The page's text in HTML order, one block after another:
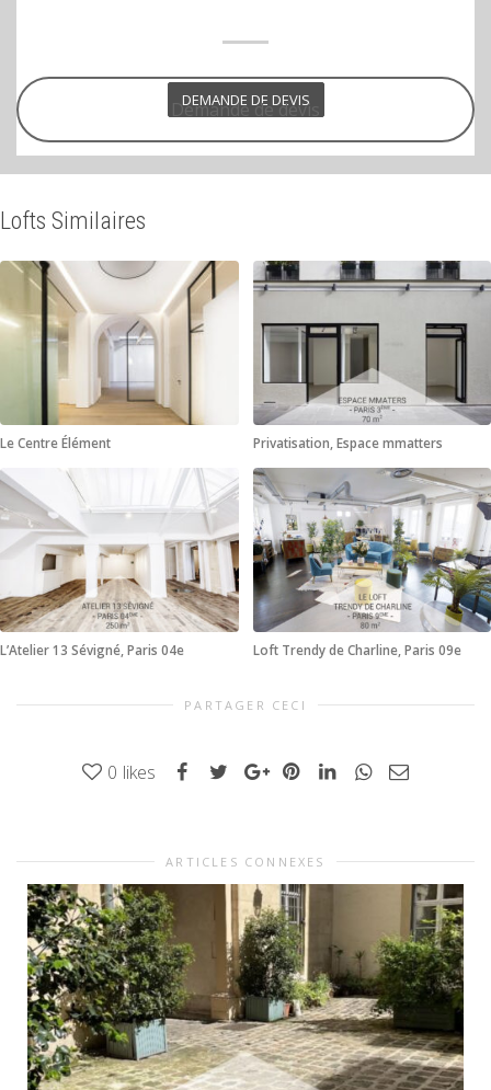
DEMANDE DE DEVIS
Demande de devis
Lofts Similaires
Le Centre Élément Privatisation, Espace mmatters
L’Atelier 13 Sévigné, Paris 04e Loft Trendy de Charline, Paris 09e
PARTAGER CECI
0 likes
ARTICLES CONNEXES